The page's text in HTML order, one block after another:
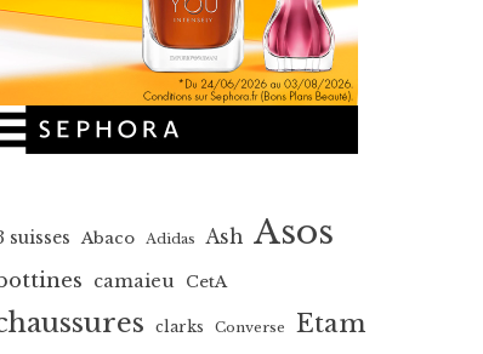
suisses Abaco Adidas Ash Asos
camaieu CetA
clarks Converse Etam